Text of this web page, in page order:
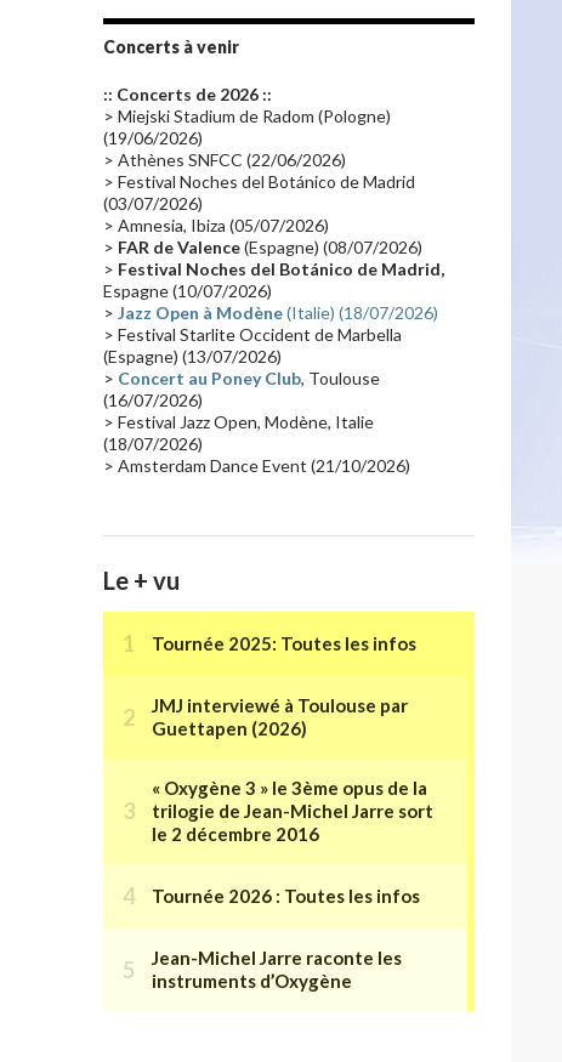
Promo 2019
Emissions 2010 Disques rares
Synthé 70's(20)
Claviériste(19) Groupe de Recherche Musicale
France 2 (18)
Critique(17) Coffret(17) Chronologie(16)
Passages radio(16)
Synthé 80's(16) Les concerts en Chine (16)
Cinéma(16) Houston
Synthé Roland Belgique
Récompense(14) Collaborations 70's(14)
Astronomie(14) France Inter(14)
Concerts à venir
:: Concerts de 2026 ::
> Miejski Stadium de Radom (Pologne)
(19/06/2026)
> Athènes SNFCC (22/06/2026)
> Festival Noches del Botánico de Madrid
(03/07/2026)
> Amnesia, Ibiza (05/07/2026)
> FAR de Valence(Espagne) (08/07/2026)
> Festival Noches del Botánico de Madrid,
Espagne (10/07/2026)
> Jazz Open à Modène(Italie) (18/07/2026)
> Festival Starlite Occident de Marbella
(Espagne) (13/07/2026)
> Concert au Poney Club, Toulouse
(16/07/2026)
> Festival Jazz Open, Modène, Italie
(18/07/2026)
> Amsterdam Dance Event (21/10/2026)
Le + vu